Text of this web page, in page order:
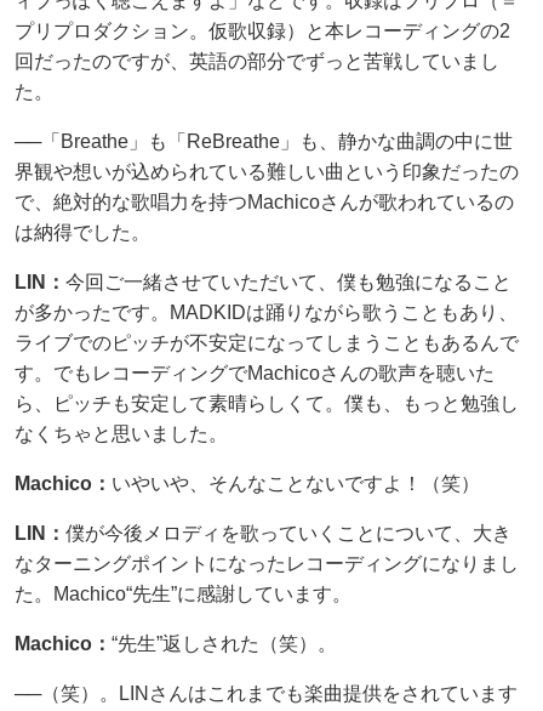
プリプロダクション。仮歌収録）と本レコーディングの2
回だったのですが、英語の部分でずっと苦戦していまし
た。
──「Breathe」も「ReBreathe」も、静かな曲調の中に世
界観や想いが込められている難しい曲という印象だったの
で、絶対的な歌唱力を持つMachicoさんが歌われているの
は納得でした。
LIN： 今回ご一緒させていただいて、僕も勉強になること
が多かったです。MADKIDは踊りながら歌うこともあり、
ライブでのピッチが不安定になってしまうこともあるんで
す。でもレコーディングでMachicoさんの歌声を聴いた
ら、ピッチも安定して素晴らしくて。僕も、もっと勉強し
なくちゃと思いました。
Machico： いやいや、そんなことないですよ！（笑）
LIN： 僕が今後メロディを歌っていくことについて、大き
なターニングポイントになったレコーディングになりまし
た。Machico“先生”に感謝しています。
Machico： “先生”返しされた（笑）。
──（笑）。LINさんはこれまでも楽曲提供をされています